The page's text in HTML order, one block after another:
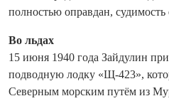
полностью оправдан, судимость
Во льдах
15 июня 1940 года Зайдулин
подводную лодку «Щ-423»,
Северным морским путём из